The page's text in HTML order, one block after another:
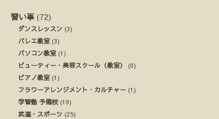
習い事 (72)
ダンスレッスン (3)
バレエ教室 (3)
パソコン教室 (1)
ビューティー・美容スクール（教室）
(0)
ピアノ教室 (1)
フラワーアレンジメント・カルチャー (1)
学習塾 予備校 (19)
武道・スポーツ (25)